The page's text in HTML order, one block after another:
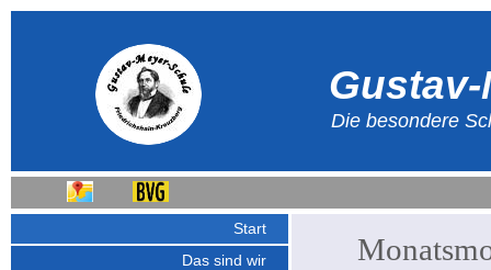
Start
Das sind wir
Die besondere